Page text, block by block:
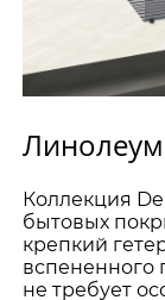
Линолеум
Коллекция
бытовых
крепкий
вспененного
не требует